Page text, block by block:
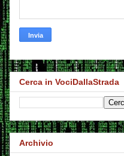
Cerca in VociDallaStrada
Archivio